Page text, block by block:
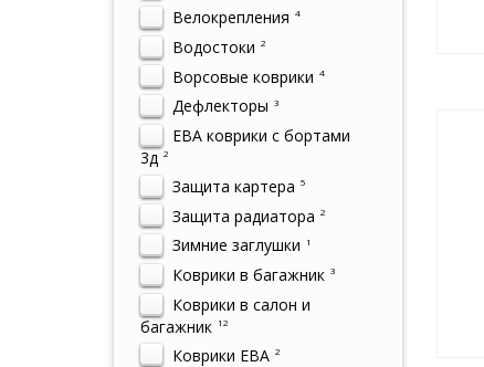
Велокрепления 4
Водостоки 2
Ворсовые коврики 4
Дефлекторы 3
ЕВА коврики с бортами
3д 2
Защита картера 5
Защита радиатора 2
Зимние заглушки 1
Коврики в багажник 3
Коврики в салон и
багажник 12
Коврики ЕВА 2